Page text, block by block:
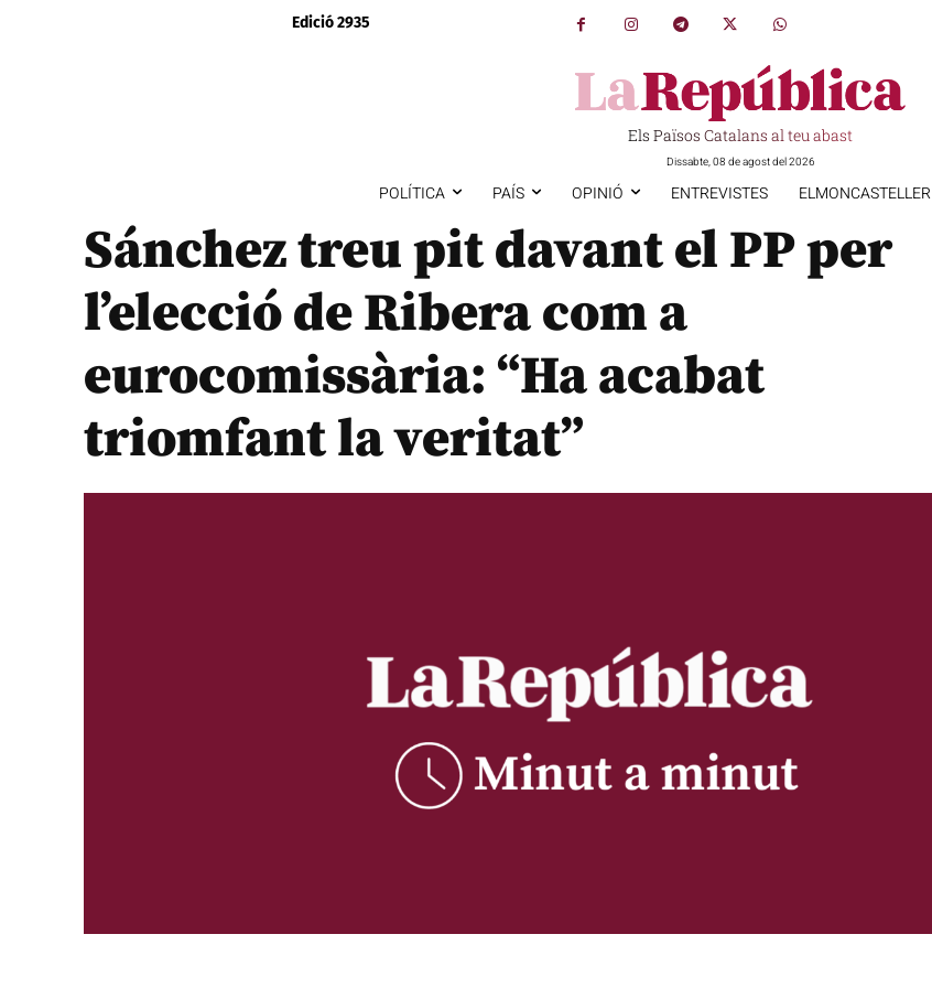
Edició 2935
Els Països Catalans al teu abast
Dissabte, 08 de agost del 2026
POLÍTICA PAÍS OPINIÓ ENTREVISTES ELMONCASTELLER
Sánchez treu pit davant el PP per
l’elecció de Ribera com a
eurocomissària: “Ha acabat
triomfant la veritat”